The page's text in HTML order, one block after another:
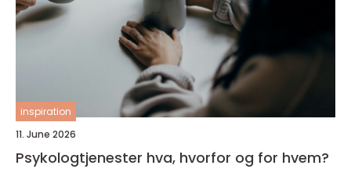
inspiration
11. June 2026
Psykologtjenester hva, hvorfor og for hvem?